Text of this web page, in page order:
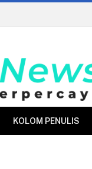
KOLOM PENULIS